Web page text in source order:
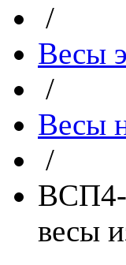
/
Весы
/
Весы
/
ВСП4-
весы